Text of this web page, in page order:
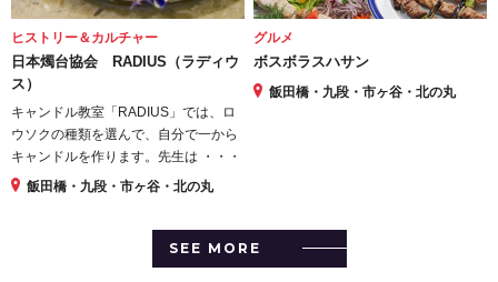
ヒストリー＆カルチャー
日本燭台協会 RADIUS（ラディウ
ス）
キャンドル教室「RADIUS」では、ロ
ウソクの種類を選んで、自分で一から
キャンドルを作ります。先生は ・・・
飯田橋・九段・市ヶ谷・北の丸
グルメ
ボスボラスハサン
飯田橋・九段・市ヶ谷・北の丸
SEE MORE